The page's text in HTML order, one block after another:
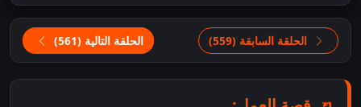
الحلقة السابقة (559) الحلقة التالية (561)